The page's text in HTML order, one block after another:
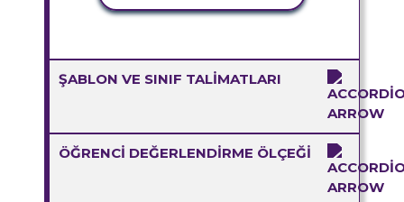
ŞABLON VE SINIF TALIMATLARI
ÖĞRENCI DEĞERLENDIRME ÖLÇEĞI